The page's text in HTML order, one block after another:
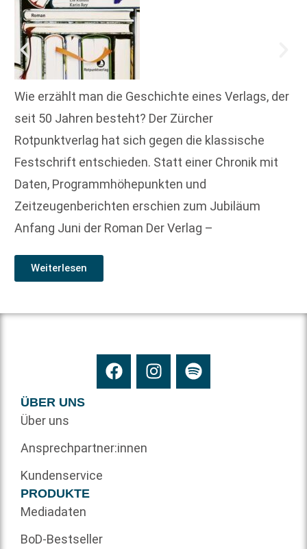
Wie erzählt man die Geschichte eines Verlags, der
seit 50 Jahren besteht? Der Zürcher
Rotpunktverlag hat sich gegen die klassische
Festschrift entschieden. Statt einer Chronik mit
Daten, Programmhöhepunkten und
Zeitzeugenberichten erschien zum Jubiläum
Anfang Juni der Roman Der Verlag –
Weiterlesen
ÜBER UNS
Über uns
Ansprechpartner:innen
Kundenservice
PRODUKTE
Mediadaten
BoD-Bestseller